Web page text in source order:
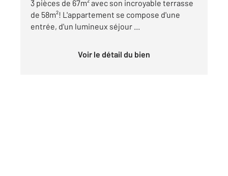
3 pièces de 67m² avec son incroyable terrasse
de 58m²! L'appartement se compose d'une
entrée, d'un lumineux séjour ...
Voir le détail du bien